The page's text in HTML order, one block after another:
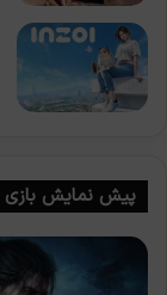
پیش نمایش بازی